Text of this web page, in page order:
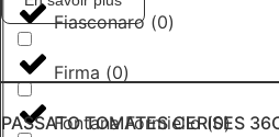
Fiasconaro (0)
Firma (0)
Fontana Formiello(0)
PASSATO TOMATES CERISES